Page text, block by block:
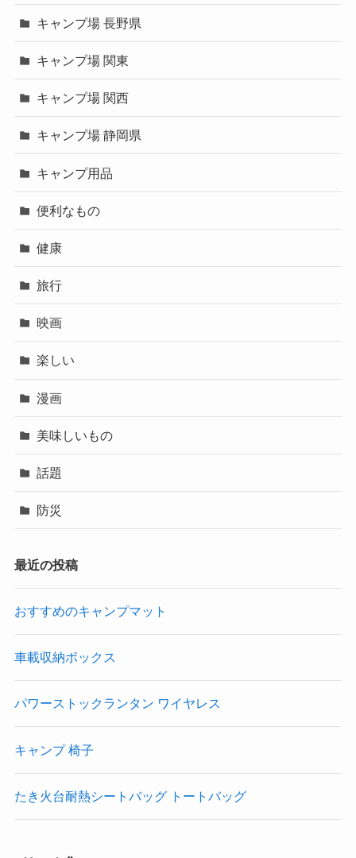
キャンプ場 長野県
キャンプ場 関東
キャンプ場 関西
キャンプ場 静岡県
キャンプ用品
便利なもの
健康
旅行
映画
楽しい
漫画
美味しいもの
話題
防災
最近の投稿
おすすめのキャンプマット
車載収納ボックス
パワーストックランタン ワイヤレス
キャンプ 椅子
たき火台耐熱シートバッグ トートバッグ